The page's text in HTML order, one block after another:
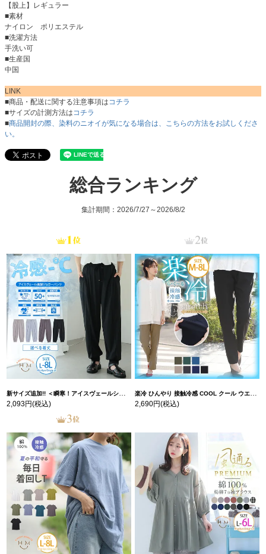
【股上】レギュラー
■素材
ナイロン ポリエステル
■洗濯方法
手洗い可
■生産国
中国
LINK
■商品・配送に関する注意事項はコチラ
■サイズの計測方法はコチラ
■商品開封の際、染料のニオイが気になる場合は、こちらの方法をお試しくださ
い。
総合ランキング
集計期間：2026/7/27～2026/8/2
新サイズ追加!! ＜瞬寒！アイスヴェールシリーズ＞ 美脚 ジョガーパンツ 【ウェストゴム】 【ストレッチ】 | 大きいサイズの通販ならハッピーマリリン
2,093円(税込)
楽冷 ひんやり 接触冷感 COOL クール ウエストゴム 楽ちん ストレッチ 美脚 レギパン 【ストレッチ】 | 大きいサイズの通販ならハッピーマリリン
2,690円(税込)